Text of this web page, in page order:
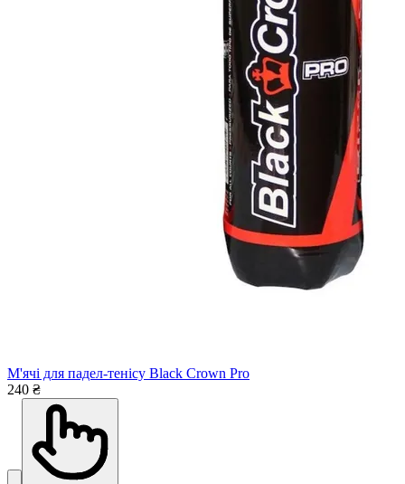
М'ячі для падел-тенісу Black Crown Pro
240 ₴